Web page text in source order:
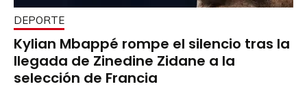
DEPORTE
Kylian Mbappé rompe el silencio tras la
llegada de Zinedine Zidane a la
selección de Francia